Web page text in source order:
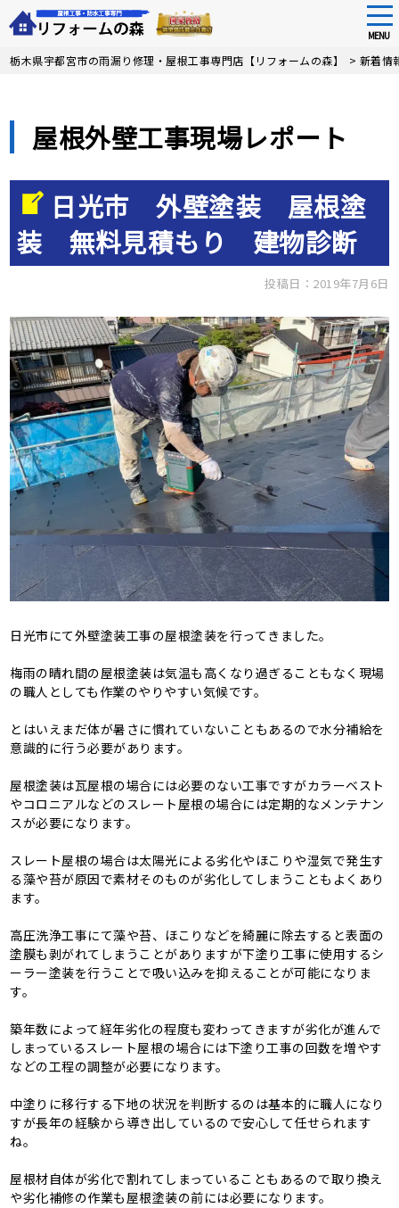
Skip
MENU
栃木県宇都宮市の雨漏り修理・屋根工事専門店【リフォームの森】 > 新着情
屋根外壁工事現場レポート
日光市 外壁塗装 屋根塗
装 無料見積もり 建物診断
投稿日：2019年7月6日
日光市にて外壁塗装工事の屋根塗装を行ってきました。
梅雨の晴れ間の屋根塗装は気温も高くなり過ぎることもなく現場
の職人としても作業のやりやすい気候です。
とはいえまだ体が暑さに慣れていないこともあるので水分補給を
意識的に行う必要があります。
屋根塗装は瓦屋根の場合には必要のない工事ですがカラーベスト
やコロニアルなどのスレート屋根の場合には定期的なメンテナン
スが必要になります。
スレート屋根の場合は太陽光による劣化やほこりや湿気で発生す
る藻や苔が原因で素材そのものが劣化してしまうこともよくあり
ます。
高圧洗浄工事にて藻や苔、ほこりなどを綺麗に除去すると表面の
塗膜も剥がれてしまうことがありますが下塗り工事に使用するシ
ーラー塗装を行うことで吸い込みを抑えることが可能になりま
す。
築年数によって経年劣化の程度も変わってきますが劣化が進んで
しまっているスレート屋根の場合には下塗り工事の回数を増やす
などの工程の調整が必要になります。
中塗りに移行する下地の状況を判断するのは基本的に職人になり
すが長年の経験から導き出しているので安心して任せられます
ね。
屋根材自体が劣化で割れてしまっていることもあるので取り換え
や劣化補修の作業も屋根塗装の前には必要になります。